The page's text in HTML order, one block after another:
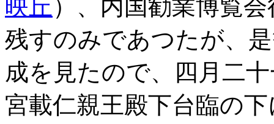
映丘 ）、内国勧業博覧
残すのみであつたが、
成を見たので、四月二
宮載仁親王殿下台臨の